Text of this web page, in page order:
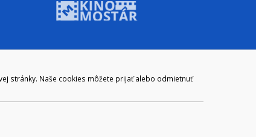
stránky. Naše cookies môžete prijať alebo odmietnuť